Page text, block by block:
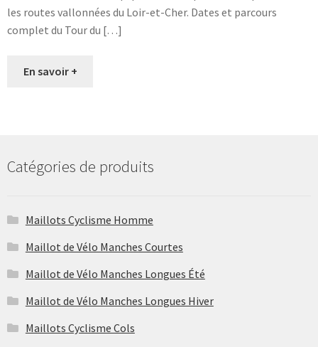
les routes vallonnées du Loir-et-Cher. Dates et parcours
complet du Tour du […]
En savoir +
Catégories de produits
Maillots Cyclisme Homme
Maillot de Vélo Manches Courtes
Maillot de Vélo Manches Longues Été
Maillot de Vélo Manches Longues Hiver
Maillots Cyclisme Cols